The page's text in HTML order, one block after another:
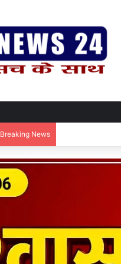
Breaking News